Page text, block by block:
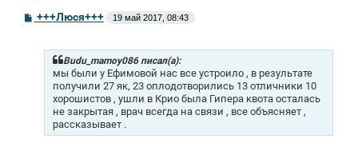
С
о
+++Люся+++ 19 май 2017, 08:43
Budu_mamoy086 писал(а):
мы были у Ефимовой нас все устроило , в результате
получили 27 як, 23 оплодотворились 13 отличники 10
хорошистов , ушли в Крио была Гипера квота осталась
не закрытая , врач всегда на связи , все объясняет ,
рассказывает .